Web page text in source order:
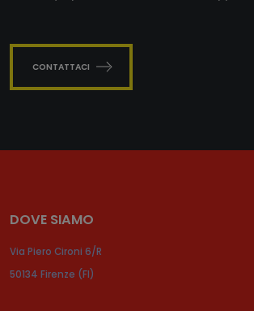
CONTATTACI
DOVE SIAMO
Via Piero Cironi 6/R
50134 Firenze (FI)